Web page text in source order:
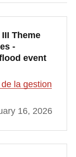
Theme
-
event
la gestion
16, 2026